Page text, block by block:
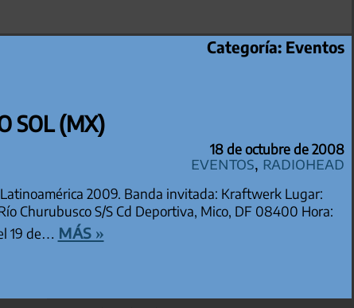
Categoría: Eventos
SOL (MX)
18 de octubre de 2008
Eventos Radiohead
2009. Banda invitada: Kraftwerk Lugar:
Churubusco S/S Cd Deportiva, Mico, DF 08400 Hora:
19 de… más »